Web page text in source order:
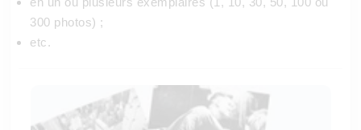
300 photos) ;
etc.